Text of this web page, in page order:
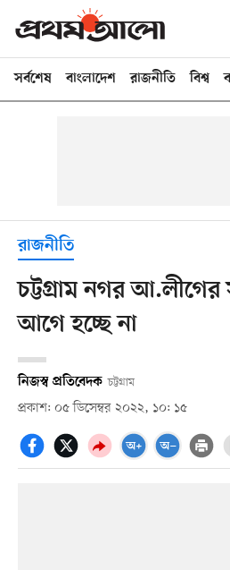
সর্বশেষ বাংলাদেশ রাজনীতি বিশ্ব
রাজনীতি
চট্টগ্রাম নগর আ.লীগের
আগে হচ্ছে না
নিজস্ব প্রতিবেদক চট্টগ্রাম
প্রকাশ: ০৫ ডিসেম্বর ২০২২, ১০: ১৫